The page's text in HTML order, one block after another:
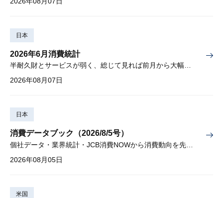
日本
2026年6月消費統計
半耐久財とサービスが弱く、総じて見れば前月から大幅に減少
2026年08月07日
日本
消費データブック（2026/8/5号）
2026年08月05日
米国